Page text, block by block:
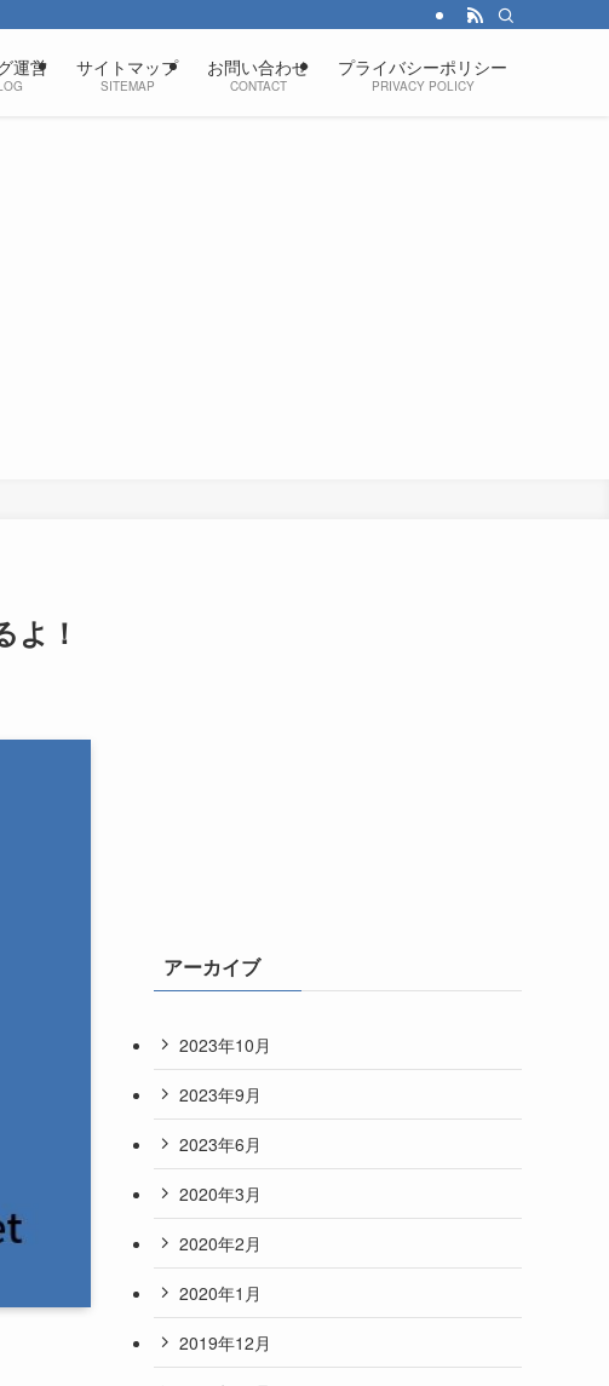
運営 サイトマップ
SITEMAP
お問い合わせ
CONTACT
プライバシーポリシー
PRIVACY POLICY
！
アーカイブ
2023年10月
2023年9月
2023年6月
2020年3月
2020年2月
2020年1月
2019年12月